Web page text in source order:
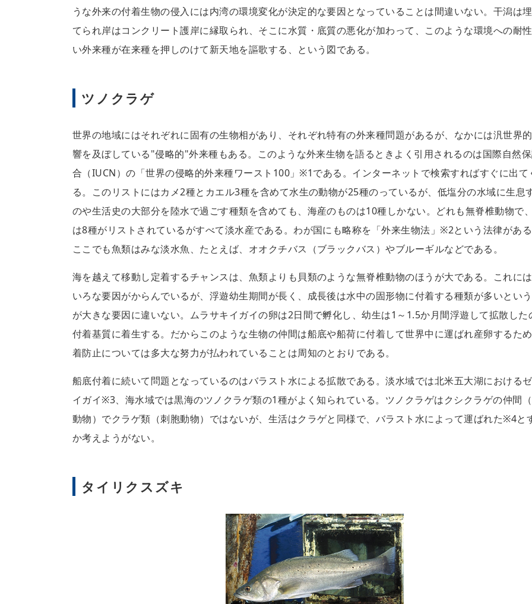
うな外来の付着生物の侵入には内湾の環境変化が決定的な要因となっていることは間違いない。干潟は
てられ岸はコンクリート護岸に縁取られ、そこに水質・底質の悪化が加わって、このような環境への耐
い外来種が在来種を押しのけて新天地を謳歌する、という図である。
ツノクラゲ
世界の地域にはそれぞれに固有の生物相があり、それぞれ特有の外来種問題があるが、なかには汎世界
響を及ぼしている"侵略的"外来種もある。このような外来生物を語るときよく引用されるのは国際自然
合（IUCN）の「世界の侵略的外来種ワースト100」※1である。インターネットで検索すればすぐに出て
る。このリストにはカメ2種とカエル3種を含めて水生の動物が25種のっているが、低塩分の水域に生息
のや生活史の大部分を陸水で過ごす種類を含めても、海産のものは10種しかない。どれも無脊椎動物で
は8種がリストされているがすべて淡水産である。わが国にも略称を「外来生物法」※2という法律がある
ここでも魚類はみな淡水魚、たとえば、オオクチバス（ブラックバス）やブルーギルなどである。
海を越えて移動し定着するチャンスは、魚類よりも貝類のような無脊椎動物のほうが大である。これに
いろな要因がからんでいるが、浮遊幼生期間が長く、成長後は水中の固形物に付着する種類が多いとい
が大きな要因に違いない。ムラサキイガイの卵は2日間で孵化し、幼生は1～1.5か月間浮遊して拡散した
付着基質に着生する。だからこのような生物の仲間は船底や船荷に付着して世界中に運ばれ産卵するた
着防止については多大な努力が払われていることは周知のとおりである。
船底付着に続いて問題となっているのはバラスト水による拡散である。淡水域では北米五大湖における
イガイ※3、海水域では黒海のツノクラゲ類の1種がよく知られている。ツノクラゲはクシクラゲの仲間
動物）でクラゲ類（刺胞動物）ではないが、生活はクラゲと同様で、バラスト水によって運ばれた※4と
か考えようがない。
タイリクスズキ